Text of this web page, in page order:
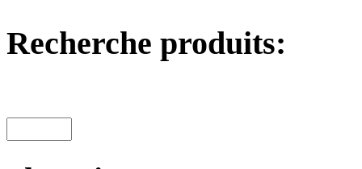
Recherche produits: